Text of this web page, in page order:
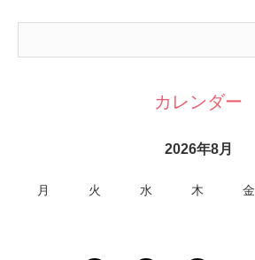
カレンダー
2026年8月
月 火 水 木 金